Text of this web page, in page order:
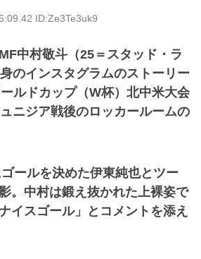
ID:Ze3Te3uk9
中村敬斗（25＝スタッド・ラ
のインスタグラムのストーリー
ルドカップ（W杯）北中米大会
ニジア戦後のロッカールームの
ールを決めた伊東純也とツー
。中村は鍛え抜かれた上裸姿で
イスゴール」とコメントを添え